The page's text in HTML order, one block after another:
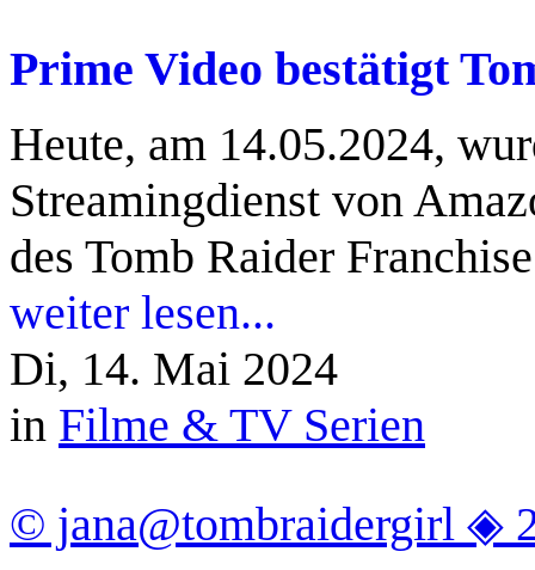
Prime Video bestätigt
Heute, am 14.05.2024,
Streamingdienst von
des Tomb Raider
weiter lesen...
Di, 14. Mai 2024
in Filme & TV Serien
© jana@tombraidergirl ◈